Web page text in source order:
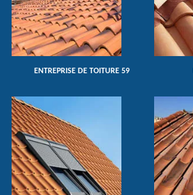
ENTREPRISE DE TOITURE 59